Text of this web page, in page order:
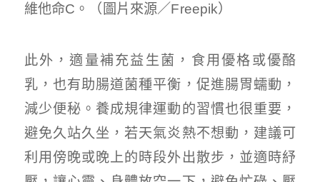
維他命C。（圖片來源／Freepik）
此外，適量補充益生菌，食用優格或優酪
乳，也有助腸道菌種平衡，促進腸胃蠕動，
減少便秘。養成規律運動的習慣也很重要，
避免久站久坐，若天氣炎熱不想動，建議可
利用傍晚或晚上的時段外出散步，並適時紓